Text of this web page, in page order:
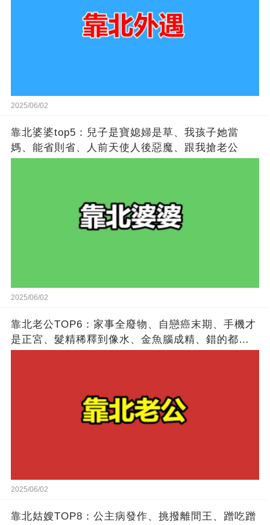
2025/06/02
靠北婆婆top5：兒子是寶媳婦是草​​、我孩子她當
媽、能省則省、人前天使人後惡魔​​、跟我搶老公
2025/06/02
靠北老公TOP6：家事全廢物、自戀癌末期、手機才
是正宮、髮精稀釋到像水、金魚腦成精、錯的都是
2025/06/02
靠北姑嫂TOP8：公主病發作、挑撥離間王、蹭吃蹭